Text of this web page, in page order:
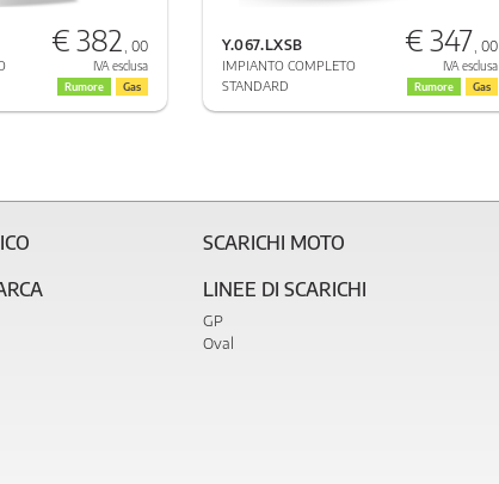
€ 382 , 00
IVA esclusa
Rumore Gas
Y.067.LXSB
IMPIANTO COMPLETO
STANDARD
€ 347, 00
IVA esclusa
Rumore Gas
SCARICHI MOTO
LINEE DI SCARICHI
GP
Oval